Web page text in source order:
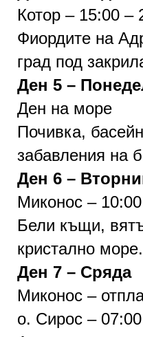
Котор – 15:00 –
Фиордите на
град под
Ден 5 –
Ден на море
Почивка,
забавления на
Ден 6 –
Миконос – 10:00
Бели къщи,
кристално море.
Ден 7 – Сряда
Миконос –
о. Сирос –